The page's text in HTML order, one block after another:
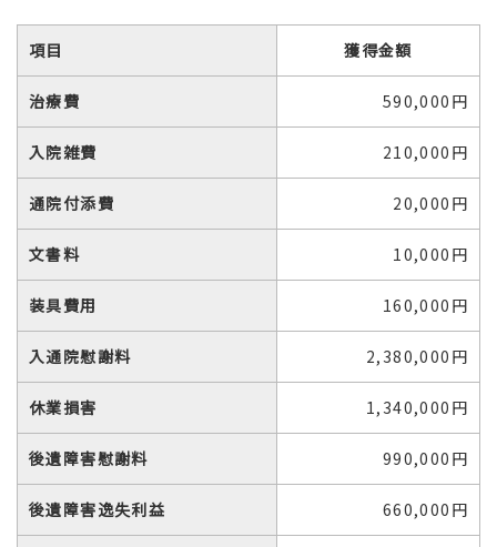
項目 獲得金額
治療費 590,000円
入院雑費 210,000円
通院付添費 20,000円
文書料 10,000円
装具費用 160,000円
入通院慰謝料 2,380,000円
休業損害 1,340,000円
後遺障害慰謝料 990,000円
後遺障害逸失利益 660,000円